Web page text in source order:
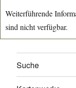
Weiterführende
sind nicht verfügbar.
Suche